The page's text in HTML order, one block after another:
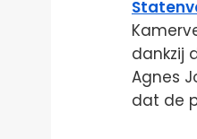
dankzij
Agnes
dat de